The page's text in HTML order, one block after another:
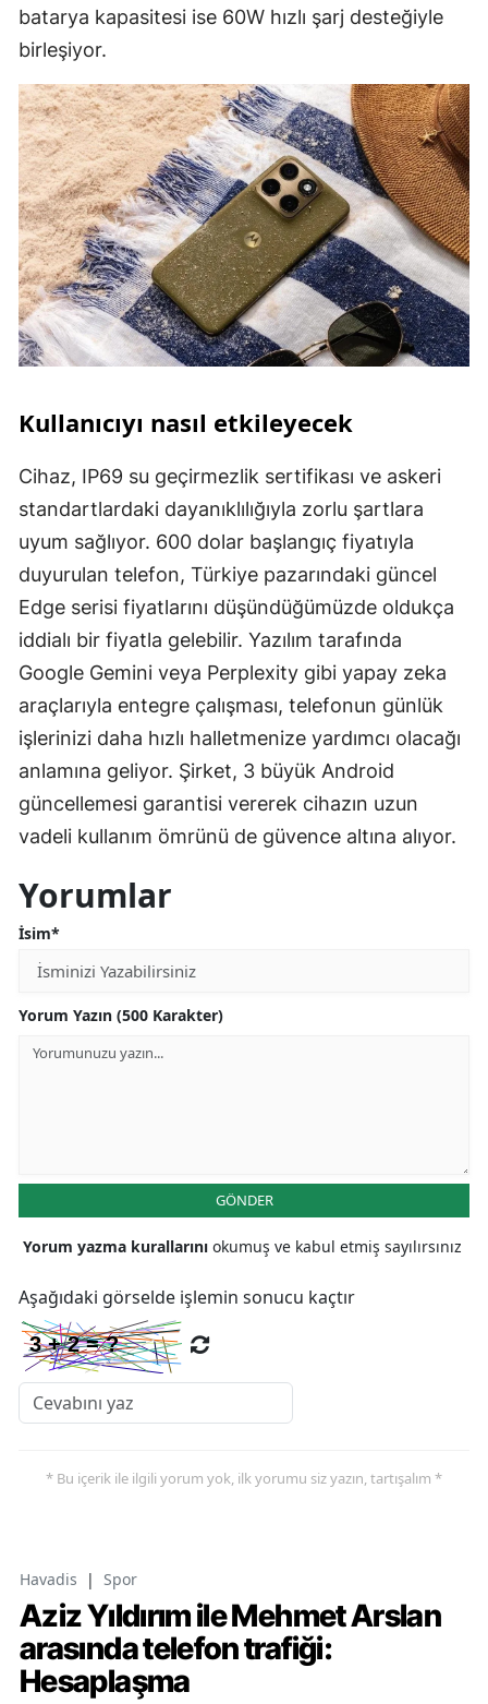
batarya kapasitesi ise 60W hızlı şarj desteğiyle
birleşiyor.
Kullanıcıyı nasıl etkileyecek
Cihaz, IP69 su geçirmezlik sertifikası ve askeri
standartlardaki dayanıklılığıyla zorlu şartlara
uyum sağlıyor. 600 dolar başlangıç fiyatıyla
duyurulan telefon, Türkiye pazarındaki güncel
Edge serisi fiyatlarını düşündüğümüzde oldukça
iddialı bir fiyatla gelebilir. Yazılım tarafında
Google Gemini veya Perplexity gibi yapay zeka
araçlarıyla entegre çalışması, telefonun günlük
işlerinizi daha hızlı halletmenize yardımcı olacağı
anlamına geliyor. Şirket, 3 büyük Android
güncellemesi garantisi vererek cihazın uzun
vadeli kullanım ömrünü de güvence altına alıyor.
Yorumlar
İsim*
Yorum Yazın (500 Karakter)
GÖNDER
Yorum yazma kurallarını okumuş ve kabul etmiş sayılırsınız
Aşağıdaki görselde işlemin sonucu kaçtır
* Bu içerik ile ilgili yorum yok, ilk yorumu siz yazın, tartışalım *
Havadis | Spor
Aziz Yıldırım ile Mehmet Arslan
arasında telefon trafiği:
Hesaplaşma